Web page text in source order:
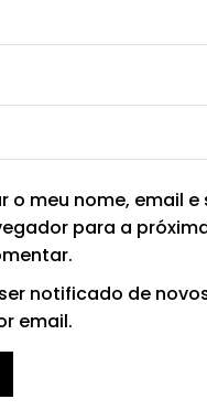
o meu nome, email e
para a
notificado de
email.